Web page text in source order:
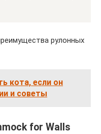
рулонных
кота, если он
и советы
for Walls